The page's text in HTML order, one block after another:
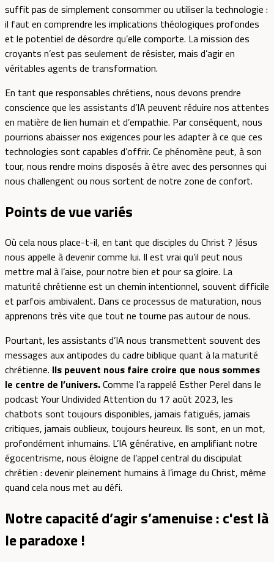
suffit pas de simplement consommer ou utiliser la technologie :
il faut en comprendre les implications théologiques profondes
et le potentiel de désordre qu’elle comporte. La mission des
croyants n’est pas seulement de résister, mais d’agir en
véritables agents de transformation.
En tant que responsables chrétiens, nous devons prendre
conscience que les assistants d’IA peuvent réduire nos attentes
en matière de lien humain et d’empathie. Par conséquent, nous
pourrions abaisser nos exigences pour les adapter à ce que ces
technologies sont capables d’offrir. Ce phénomène peut, à son
tour, nous rendre moins disposés à être avec des personnes qui
nous challengent ou nous sortent de notre zone de confort.
Points de vue variés
Où cela nous place-t-il, en tant que disciples du Christ ? Jésus
nous appelle à devenir comme lui. Il est vrai qu’il peut nous
mettre mal à l’aise, pour notre bien et pour sa gloire. La
maturité chrétienne est un chemin intentionnel, souvent difficile
et parfois ambivalent. Dans ce processus de maturation, nous
apprenons très vite que tout ne tourne pas autour de nous.
Pourtant, les assistants d’IA nous transmettent souvent des
messages aux antipodes du cadre biblique quant à la maturité
chrétienne. Ils peuvent nous faire croire que nous sommes
le centre de l’univers.Comme l’a rappelé Esther Perel dans le
podcast Your Undivided Attention du 17 août 2023, les
chatbots sont toujours disponibles, jamais fatigués, jamais
critiques, jamais oublieux, toujours heureux. Ils sont, en un mot,
profondément inhumains. L’IA générative, en amplifiant notre
égocentrisme, nous éloigne de l’appel central du discipulat
chrétien : devenir pleinement humains à l’image du Christ, même
quand cela nous met au défi.
Notre capacité d’agir s’amenuise : c'est là
le paradoxe !